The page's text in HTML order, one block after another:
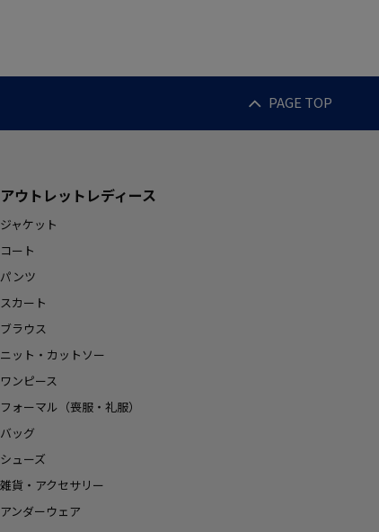
PAGE TOP
アウトレットレディース
ジャケット
コート
パンツ
スカート
ブラウス
ニット・カットソー
ワンピース
フォーマル（喪服・礼服）
バッグ
シューズ
雑貨・アクセサリー
アンダーウェア